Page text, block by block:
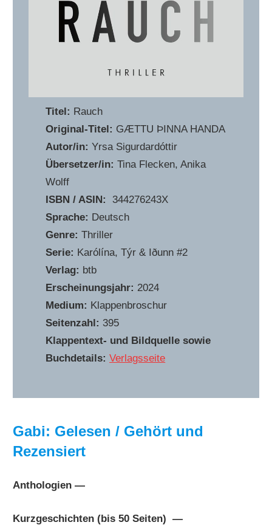
Titel: Rauch
Original-Titel: GÆTTU ÞINNA HANDA
Autor/in: Yrsa Sigurdardóttir
Übersetzer/in:Tina Flecken, Anika
Wolff
ISBN / ASIN:
‎ 344276243X
Sprache: Deutsch
Genre:Thriller
Serie: Karólína, Týr & Iðunn #2
Verlag: btb
Erscheinungsjahr: 2024
Medium: Klappenbroschur
Seitenzahl:395
Klappentext- und Bildquelle sowie
Buchdetails: Verlagsseite
Gabi: Gelesen / Gehört und
Rezensiert
Anthologien —
Kurzgeschichten (bis 50 Seiten) —